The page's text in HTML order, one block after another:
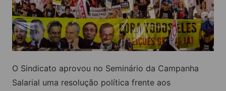
O Sindicato aprovou no Seminário da Campanha
Salarial uma resolução política frente aos